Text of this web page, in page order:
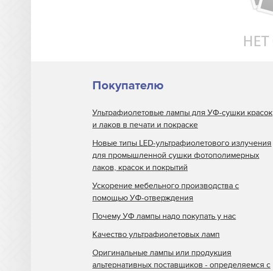
NUR America
SCH Technologies
Tes Bv.
Theimer
Ushio
Wildfire
Покупателю
Ультрафиолетовые лампы для УФ-сушки красок
и лаков в печати и покраске
Новые типы LED-ультрафиолетового излучения
для промышленной сушки фотополимерных
лаков, красок и покрытий
Ускорение мебельного производства с
помощью УФ-отверждения
Почему УФ лампы надо покупать у нас
Качество ультрафиолетовых ламп
Оригинальные лампы или продукция
альтернативных поставщиков - определяемся с